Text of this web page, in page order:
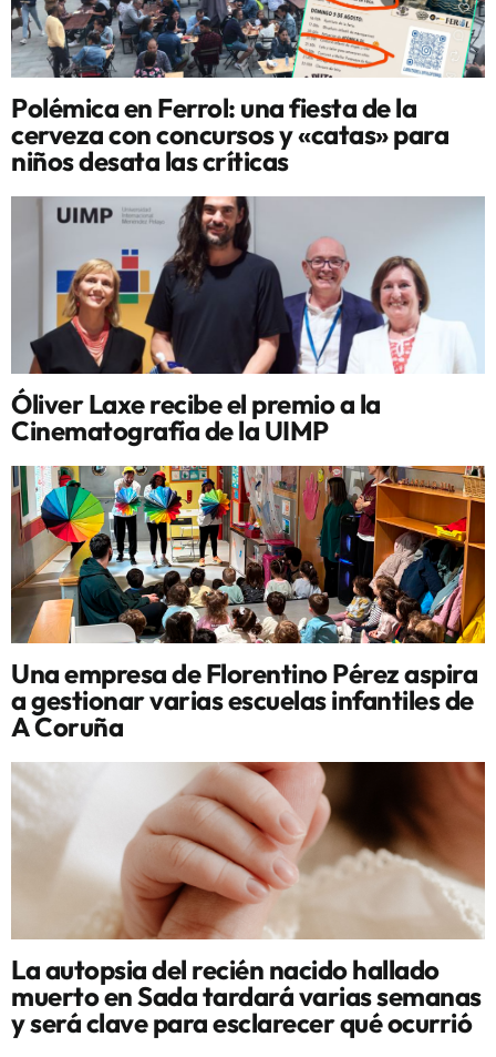
Polémica en Ferrol: una fiesta de la
cerveza con concursos y «catas» para
niños desata las críticas
Óliver Laxe recibe el premio a la
Cinematografía de la UIMP
Una empresa de Florentino Pérez aspira
a gestionar varias escuelas infantiles de
A Coruña
La autopsia del recién nacido hallado
muerto en Sada tardará varias semanas
y será clave para esclarecer qué ocurrió